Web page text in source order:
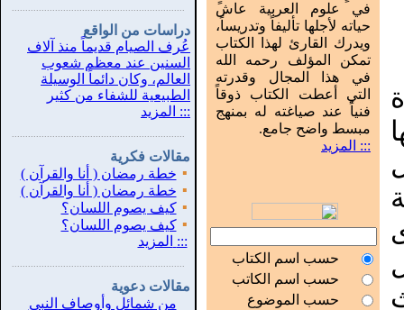
دراسات من الواقع
عُرف الصيام قديماً منذ آلاف
السنين عند معظم شعوب
العالم، وكان دائماً الوسيلة
الطبيعية للشفاء من كثير
::: المزيد
مقالات فكرية
▪ خطة رمضان ( أنا والقرآن )
▪ خطة رمضان ( أنا والقرآن )
▪ كيف يصوم اللسان؟
▪ كيف يصوم اللسان؟
::: المزيد
مقالات دعوية
من شمائل وأوصاف النبي
في علوم العربية عاش
حياته لأجلها تأليفاً وتدريساً،
ويدرك القارئ لهذا الكتاب
تمكن المؤلف رحمه الله
في هذا المجال وقدرته
التي أعطت الكتاب ذوقاً
فنياً عند صياغته له بمنهج
مبسط واضح جامع.
::: المزيد
حسب اسم الكتاب
حسب اسم الكاتب
حسب الموضوع